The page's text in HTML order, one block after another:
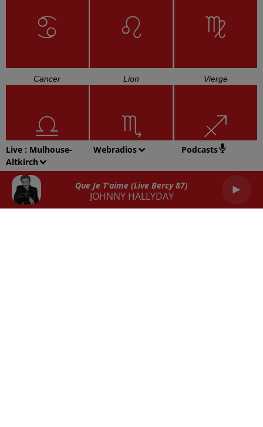
Live : Mulhouse-
Altkirch
Webradios Podcasts
Que Je T'aime (live Bercy 87)
JOHNNY HALLYDAY
Cancer Lion Vierge
Balance